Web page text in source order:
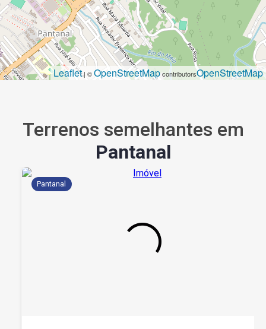
Leaflet| ©OpenStreetMapcontributorsOpenStreetMap
Terrenos semelhantes em
Pantanal
Pantanal